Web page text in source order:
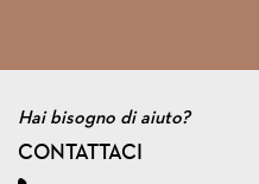
Hai bisogno di aiuto?
CONTATTACI